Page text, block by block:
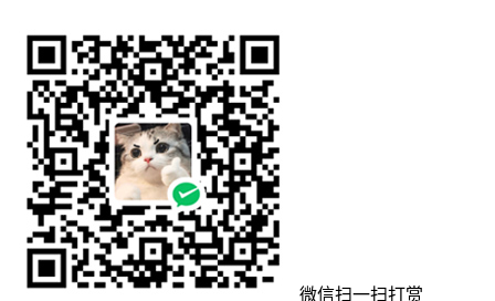
微信扫一扫打赏